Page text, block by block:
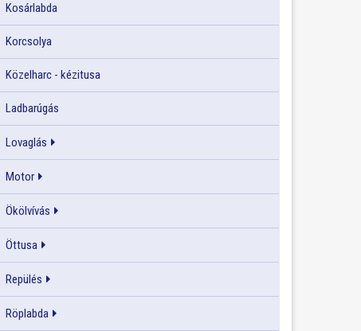
Kosárlabda
Korcsolya
Közelharc - kézitusa
Ladbarúgás
Lovaglás
Motor
Ökölvívás
Öttusa
Repülés
Röplabda